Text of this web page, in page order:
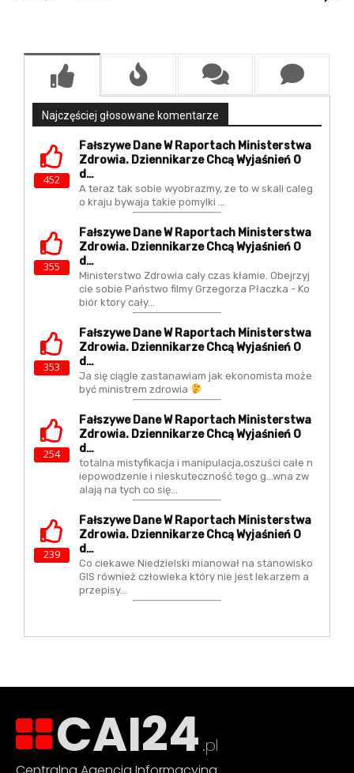
Najczęściej głosowane komentarze
452
Fałszywe Dane W Raportach Ministerstwa
Zdrowia. Dziennikarze Chcą Wyjaśnień O
D…
A teraz tak sobie wyobrazmy, ze to w skali caleg
o kraju bywaja takie pomylki ...
355
Fałszywe Dane W Raportach Ministerstwa
Zdrowia. Dziennikarze Chcą Wyjaśnień O
D…
Ministerstwo Zdrowia caly czas kłamie. Obejrzyj
cie sobie Państwo filmy Grzegorza Płaczka - Ko
biór ktory cały…
353
Fałszywe Dane W Raportach Ministerstwa
Zdrowia. Dziennikarze Chcą Wyjaśnień O
D…
Ja się ciągle zastanawiam jak ekonomista może
być ministrem zdrowia
254
Fałszywe Dane W Raportach Ministerstwa
Zdrowia. Dziennikarze Chcą Wyjaśnień O
D…
totalna mistyfikacja i manipulacja,oszuści całe n
iepowodzenie i nieskuteczność tego g...wna zw
alają na tych co się…
239
Fałszywe Dane W Raportach Ministerstwa
Zdrowia. Dziennikarze Chcą Wyjaśnień O
D…
Co ciekawe Niedzielski mianował na stanowisko
GIS również człowieka który nie jest lekarzem a
przepisy…
CAI24 .pl